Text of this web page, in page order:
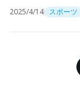
2025/4/14 スポーツ